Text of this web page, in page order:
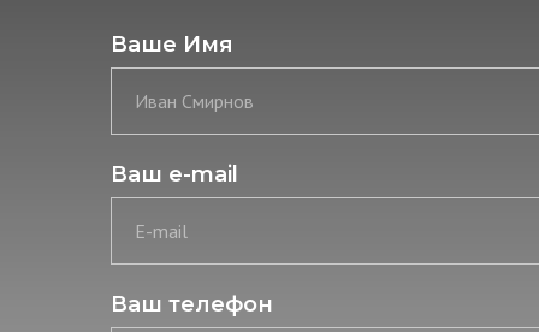
Ваше Имя
Иван Смирнов
Ваш e-mail
E-mail
Ваш телефон